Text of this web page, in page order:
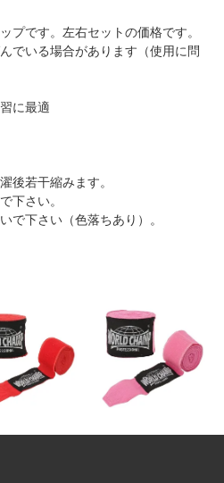
プです。左右セットの価格です。
でいる場合があります（使用に問
に最適
後若干縮みます。
下さい。
で下さい（色落ちあり）。